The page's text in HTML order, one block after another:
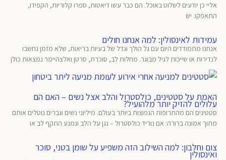
אליי כן יודעים לשלוט באוכל. הם כבר עשו דיאטות, ספרו קלוריות, הקפידו,
התאפקו. יש
עמידות לאינסולין: למה אנחנו חולים
אנחנו מתמודדים היום עם גל הולך וגדל של בעיות בריאות, שלא מזמן נחשבו
לנדירות או שייכות לגיל מבוגר. מחלות לב, סוכרת, סרטן ואלצהיימר נמצאות כולן
האמת על סטטינים, כולסטרול והלב אצל נשים – האם הם
עלולים להזיק יותר מלהועיל?
סטטינים הם מהתרופות הנפוצות ביותר בעולם. מיליוני נשים וגברים נוטלים אותם
מתוך אמונה ברורה: אם נוריד כולסטרול – נגן על הלב ונמנע התקף לב או
צום וחלבון: למה השילוב הזה משפיע על שומן בטני, סוכר
ואינסולין